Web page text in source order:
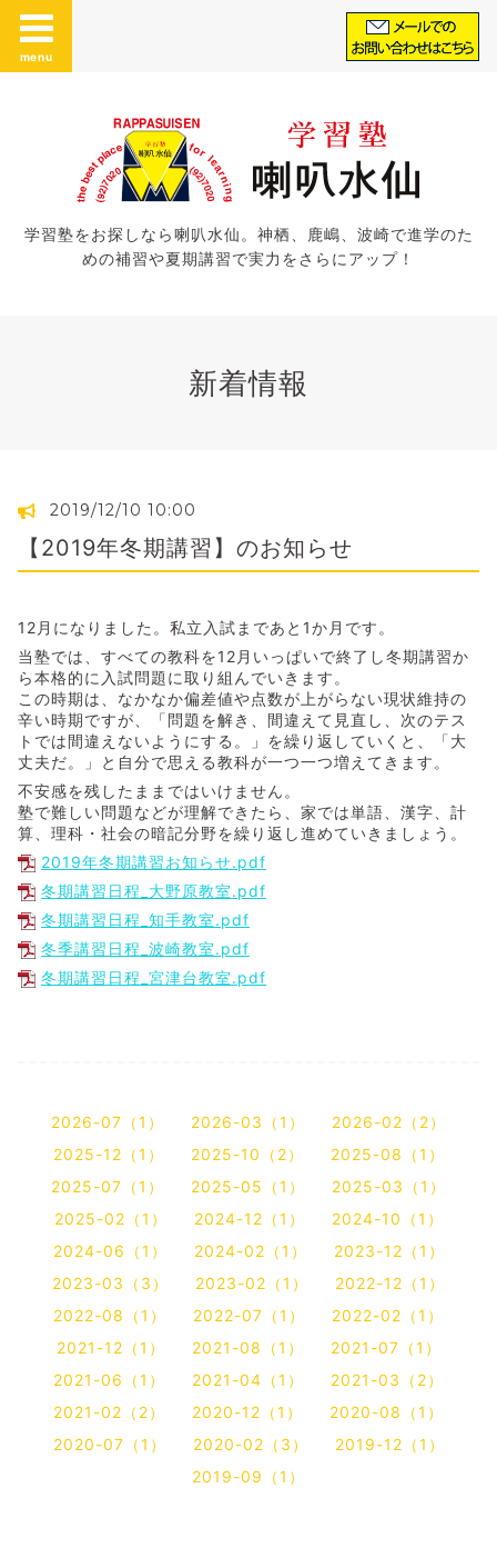
menu
学習塾をお探しなら喇叭水仙。神栖、鹿嶋、波崎で進学のた
めの補習や夏期講習で実力をさらにアップ！
新着情報
2019/12/10 10:00
【2019年冬期講習】のお知らせ
12月になりました。私立入試まであと1か月です。
当塾では、すべての教科を12月いっぱいで終了し冬期講習か
ら本格的に入試問題に取り組んでいきます。
この時期は、なかなか偏差値や点数が上がらない現状維持の
辛い時期ですが、「問題を解き、間違えて見直し、次のテス
トでは間違えないようにする。」を繰り返していくと、「大
丈夫だ。」と自分で思える教科が一つ一つ増えてきます。
不安感を残したままではいけません。
塾で難しい問題などが理解できたら、家では単語、漢字、計
算、理科・社会の暗記分野を繰り返し進めていきましょう。
2019年冬期講習お知らせ.pdf
冬期講習日程_大野原教室.pdf
冬期講習日程_知手教室.pdf
冬季講習日程_波崎教室.pdf
冬期講習日程_宮津台教室.pdf
2026-07（1） 2026-03（1）
2026-02（2）
2025-12（1）
2025-10（2）
2025-08（1）
2025-07（1）
2025-05（1）
2025-03（1）
2025-02（1）
2024-12（1）
2024-10（1）
2024-06（1）
2024-02（1）
2023-12（1）
2023-03（3）
2023-02（1）
2022-12（1）
2022-08（1）
2022-07（1）
2022-02（1）
2021-12（1）
2021-08（1）
2021-07（1）
2021-06（1）
2021-04（1）
2021-03（2）
2021-02（2）
2020-12（1）
2020-08（1）
2020-07（1）
2020-02（3）
2019-12（1）
2019-09（1）